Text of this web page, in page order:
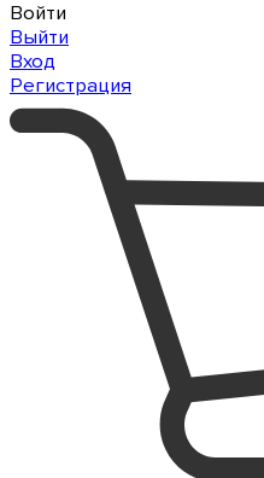
Войти
Выйти
Вход
Регистрация